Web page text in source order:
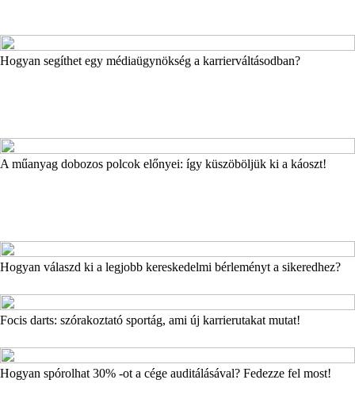
Hogyan segíthet egy médiaügynökség a karrierváltásodban?
A műanyag dobozos polcok előnyei: így küszöböljük ki a káoszt!
Hogyan válaszd ki a legjobb kereskedelmi bérleményt a sikeredhez?
Focis darts: szórakoztató sportág, ami új karrierutakat mutat!
Hogyan spórolhat 30% -ot a cége auditálásával? Fedezze fel most!